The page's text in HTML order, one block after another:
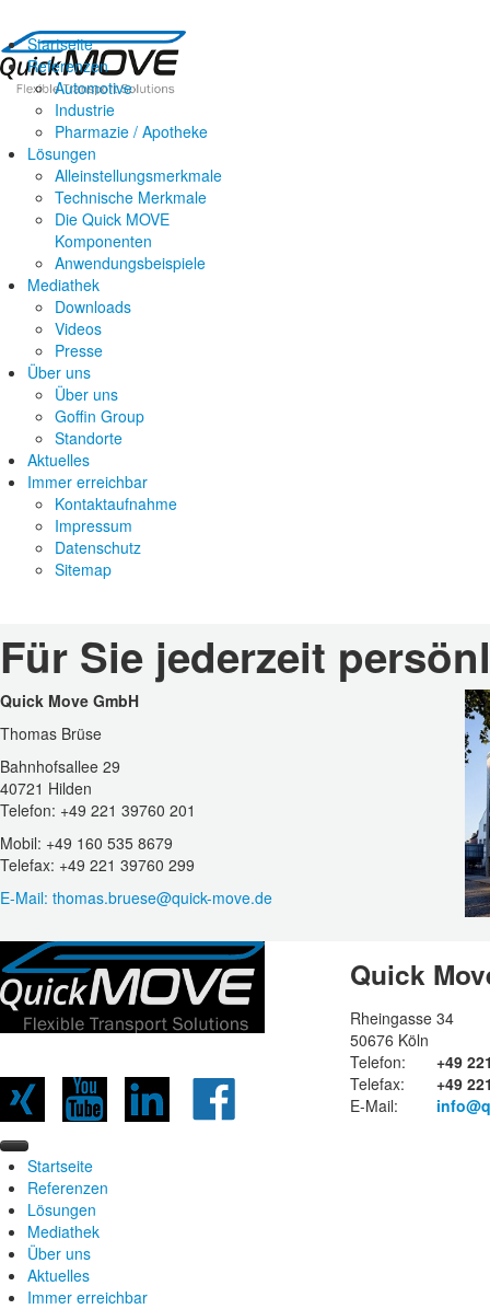
Startseite
Referenzen
Automotive
Industrie
Pharmazie / Apotheke
Lösungen
Alleinstellungsmerkmale
Technische Merkmale
Die Quick MOVE
Komponenten
Anwendungsbeispiele
Mediathek
Downloads
Videos
Presse
Über uns
Über uns
Goffin Group
Standorte
Aktuelles
Immer erreichbar
Kontaktaufnahme
Impressum
Datenschutz
Sitemap
Für Sie jederzeit
Quick Move GmbH
Thomas Brüse
Bahnhofsallee 29
40721 Hilden
Telefon: +49 221 39760 201
Mobil: +49 160 535 8679
Telefax: +49 221 39760 299
E-Mail: thomas.bruese@quick-move.de
Quick
Rheingasse 34
50676 Köln
Telefon:
+49
Telefax:
+49
E-Mail:
Startseite
Referenzen
Automotive
Industrie
Pharmazie / Apotheke
Lösungen
Alleinstellungsmerkmale
Technische Merkmale
Die Quick MOVE Komponenten
Anwendungsbeispiele
Mediathek
Downloads
Videos
Presse
Über uns
Über uns
Goffin Group
Aktuelles
Immer erreichbar